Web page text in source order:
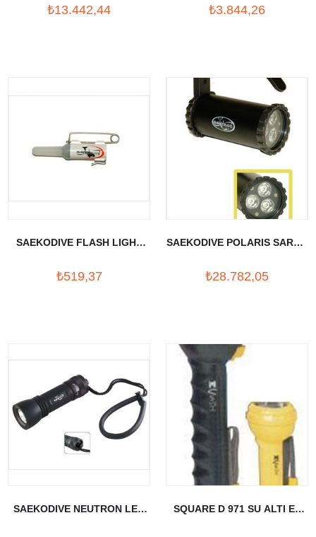
₺13.442,44 ₺3.844,26
SAEKODIVE FLASH LIGHT
₺519,37
SAEKODIVE POLARIS SARJLI
₺28.782,05
SAEKODIVE NEUTRON LED
SQUARE D 971 SU ALTI EL